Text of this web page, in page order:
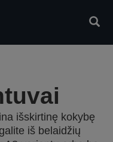
išskirtinę kokybę
iš belaidžių